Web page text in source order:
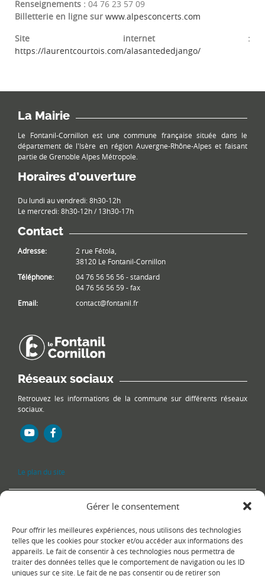
Gérer le consentement
Pour offrir les meilleures expériences, nous utilisons des technologies
telles que les cookies pour stocker et/ou accéder aux informations des
appareils. Le fait de consentir à ces technologies nous permettra de
traiter des données telles que le comportement de navigation ou les ID
uniques sur ce site. Le fait de ne pas consentir ou de retirer son
Renseignements : 04 76 23 57 09
Billetterie en ligne sur www.alpesconcerts.com
Site internet :
https://laurentcourtois.com/alasantededjango/
La Mairie
Le Fontanil-Cornillon est une commune française située dans le
département de l'Isère en région Auvergne-Rhône-Alpes et faisant
partie de Grenoble Alpes Métropole.
Horaires d’ouverture
Du lundi au vendredi: 8h30-12h
Le mercredi: 8h30-12h / 13h30-17h
Contact
Adresse:
2 rue Fétola,
38120 Le Fontanil-Cornillon
Téléphone:
04 76 56 56 56 - standard
04 76 56 56 59 - fax
Email:
contact@fontanil.fr
Réseaux sociaux
Retrouvez les informations de la commune sur différents réseaux
sociaux.
Le plan du site